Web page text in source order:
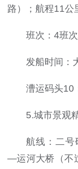
路）；航程11公
班次：4班
发船时间：
漕运码头10
5.城市景观
航线：二号
—运河大桥（不